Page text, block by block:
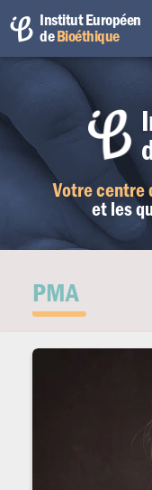
Votre centre
et les
Institut Européen
deBioéthique
PMA